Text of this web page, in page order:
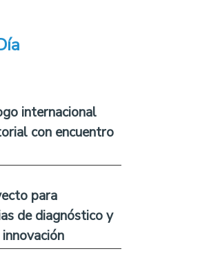
internacional
con encuentro
para
de diagnóstico y